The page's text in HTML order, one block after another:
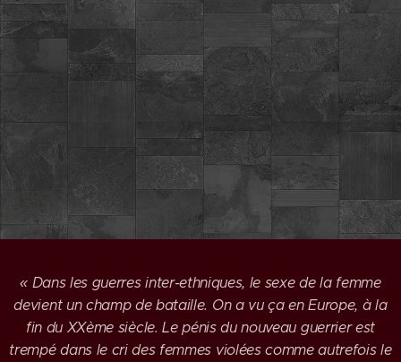
« Dans les guerres inter-ethniques, le sexe de la femme
devient un champ de bataille. On a vu ça en Europe, à la
fin du XXème siècle. Le pénis du nouveau guerrier est
trempé dans le cri des femmes violées comme autrefois le